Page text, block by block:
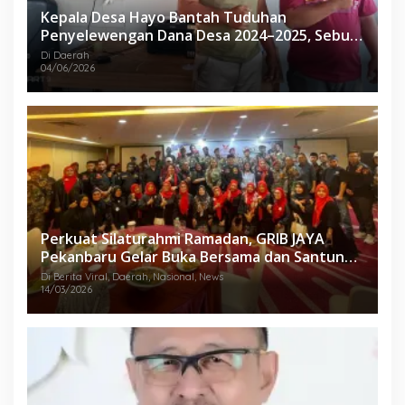
Kepala Desa Hayo Bantah Tuduhan
Penyelewengan Dana Desa 2024–2025, Sebut
Informasi yang Beredar Tidak Benar
Di Daerah
04/06/2026
Perkuat Silaturahmi Ramadan, GRIB JAYA
Pekanbaru Gelar Buka Bersama dan Santunan
Anak Yatim
Di Berita Viral, Daerah, Nasional, News
14/03/2026